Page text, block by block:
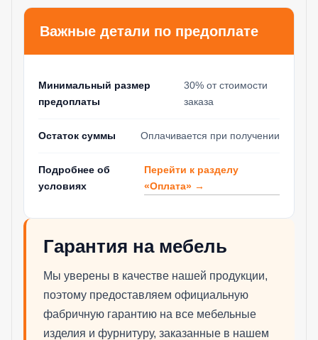
Важные детали по предоплате
Минимальный размер
предоплаты
30% от стоимости
заказа
Остаток суммы Оплачивается при получении
Подробнее об
условиях
Перейти к разделу
«Оплата» →
Гарантия на мебель
Мы уверены в качестве нашей продукции,
поэтому предоставляем официальную
фабричную гарантию на все мебельные
изделия и фурнитуру, заказанные в нашем